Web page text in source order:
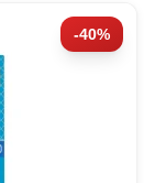
-40%